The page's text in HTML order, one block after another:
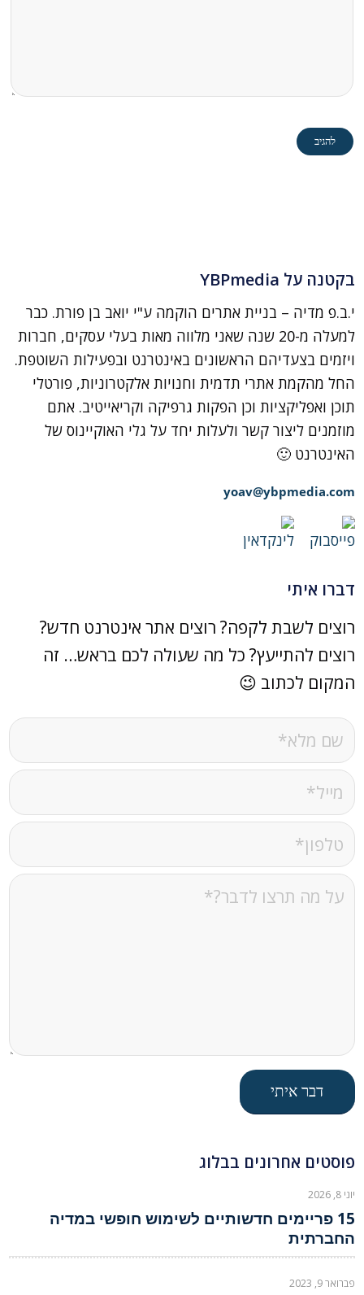
בקטנה על YBPmedia
י.ב.פ מדיה – בניית אתרים הוקמה ע"י יואב בן פורת. כבר
למעלה מ-20 שנה שאני מלווה מאות בעלי עסקים, חברות
ויזמים בצעדיהם הראשונים באינטרנט ובפעילות השוטפת.
החל מהקמת אתרי תדמית וחנויות אלקטרוניות, פורטלי
תוכן ואפליקציות וכן הפקות גרפיקה וקריאייטיב. אתם
מוזמנים ליצור קשר ולעלות יחד על גלי האוקיינוס של
האינטרנט 🙂
yoav@ybpmedia.com
דברו איתי
רוצים לשבת לקפה? רוצים אתר אינטרנט חדש?
רוצים להתייעץ? כל מה שעולה לכם בראש… זה
המקום לכתוב 😉
פוסטים אחרונים בבלוג
יוני 8, 2026
15 פריימים חדשותיים לשימוש חופשי במדיה
החברתית
פברואר 9, 2023